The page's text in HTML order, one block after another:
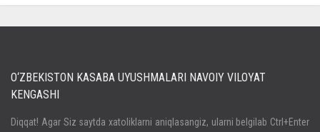
O‘ZBEKISTON KASABA UYUSHMALARI NAVOIY VILOYAT
KENGASHI
Diqqat! Agar Siz saytda xatoliklarni aniqlasangiz, ularni belgilab Ctrl+Enter